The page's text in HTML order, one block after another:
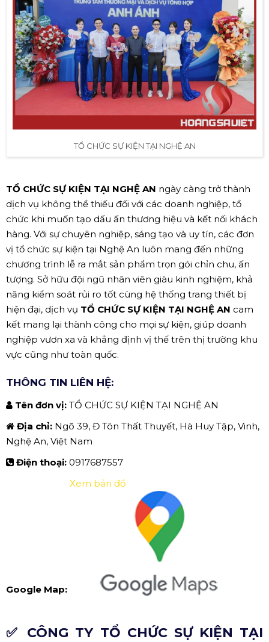
TỔ CHỨC SỰ KIỆN TẠI NGHỆ AN
TỔ CHỨC SỰ KIỆN TẠI NGHỆ AN ngày càng trở thành
dịch vụ không thể thiếu đối với các doanh nghiệp, tổ
chức khi muốn tạo dấu ấn thương hiệu và kết nối khách
hàng. Với sự chuyên nghiệp, sáng tạo và uy tín, các đơn
vị tổ chức sự kiện tại Nghệ An luôn mang đến những
chương trình lễ ra mắt sản phẩm trọn gói chỉn chu, ấn
tượng. Sở hữu đội ngũ nhân viên giàu kinh nghiệm, khả
năng kiểm soát rủi ro tốt cùng hệ thống trang thiết bị
hiện đại, dịch vụ TỔ CHỨC SỰ KIỆN TẠI NGHỆ AN cam
kết mang lại thành công cho mọi sự kiện, giúp doanh
nghiệp vươn xa và khẳng định vị thế trên thị trường khu
vực cũng như toàn quốc.
THÔNG TIN LIÊN HỆ:
Tên đơn vị: TỔ CHỨC SỰ KIỆN TẠI NGHỆ AN
Địa chỉ: Ngõ 39, Đ Tôn Thất Thuyết, Hà Huy Tập, Vinh,
Nghệ An, Việt Nam
Điện thoại: 0917687557
Google Map:
Xem bản đồ
✅ CÔNG TY TỔ CHỨC SỰ KIỆN TẠI